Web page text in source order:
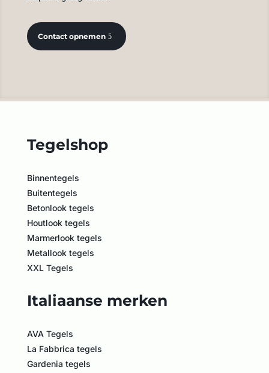
Contact opnemen
Tegelshop
Binnentegels
Buitentegels
Betonlook tegels
Houtlook tegels
Marmerlook tegels
Metallook tegels
XXL Tegels
Italiaanse merken
AVA Tegels
La Fabbrica tegels
Gardenia tegels